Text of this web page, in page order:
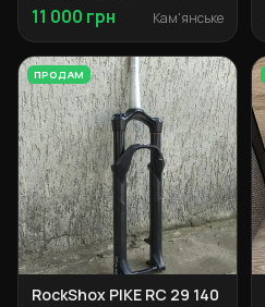
11 000 грн Кам'янське
ПРОДАМ
RockShox PIKE RC 29 140